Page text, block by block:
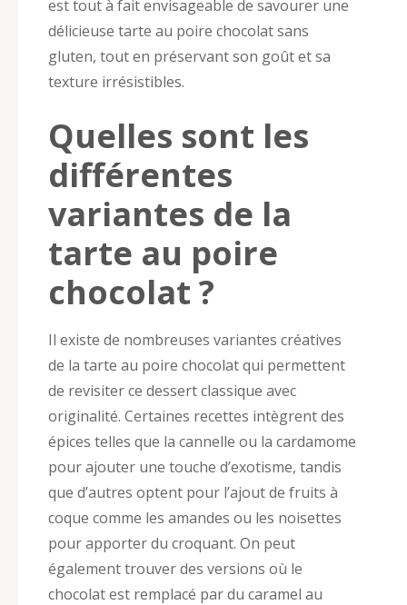
est tout à fait envisageable de savourer une
délicieuse tarte au poire chocolat sans
gluten, tout en préservant son goût et sa
texture irrésistibles.
Quelles sont les
différentes
variantes de la
tarte au poire
chocolat ?
Il existe de nombreuses variantes créatives
de la tarte au poire chocolat qui permettent
de revisiter ce dessert classique avec
originalité. Certaines recettes intègrent des
épices telles que la cannelle ou la cardamome
pour ajouter une touche d’exotisme, tandis
que d’autres optent pour l’ajout de fruits à
coque comme les amandes ou les noisettes
pour apporter du croquant. On peut
également trouver des versions où le
chocolat est remplacé par du caramel au